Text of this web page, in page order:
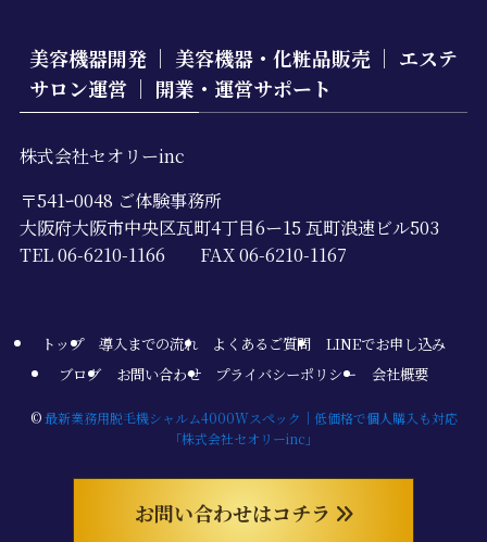
美容機器開発 ｜ 美容機器・化粧品販売 ｜ エステ
サロン運営 ｜ 開業・運営サポート
株式会社セオリーinc
〒541ｰ0048 ご体験事務所
大阪府大阪市中央区瓦町4丁目6ー15 瓦町浪速ビル503
TEL 06-6210-1166 FAX 06-6210-1167
トップ 導入までの流れ よくあるご質問
LINEでお申し込み
ブログ
お問い合わせ プライバシーポリシー 会社概要
© 最新業務用脱毛機シャルム4000Wスペック｜低価格で個人購入も対応
「株式会社セオリーinc」
お問い合わせはコチラ